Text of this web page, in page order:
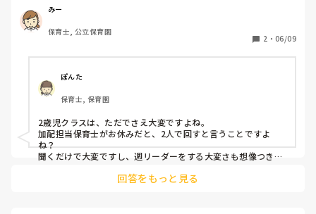
第二担当は主査なので、必然的に私が週リーダーをします。
そのため、週リーダーをやるのは私の方が多いです。
基本週リーダーの担当グループから主活動、給食、お昼寝、
おやつと先導していくと思いますが、主査が担当している子
達が早起きや睡眠不足で給食まで持たない子が多く、落ち着
かないため、私が週リーダーだとしても、主査の担当グルー
プが先導きって進めていきます。私が後を追う形になるた
め、週リーダーをしながらも、給食やコット敷、片付け等本
来ならサブが行う業務も行うことになります。
批判はなしでお願いしたいんですけど、なんだかモヤモヤす
るというか。いつもうちのチームが待機で、子どもたちが楽
しく待てるように色々工夫したり、リーダー業務だけでなく
もサブの動きはしてくれています。私が派遣だから、加配児
みー
保育士, 公立保育園
2 ・ 06/09
ぽんた
保育士, 保育園
2歳児クラスは、ただでさえ大変ですよね。
加配担当保育士がお休みだと、2人で回すと言うことですよ
ね？
聞くだけで大変ですし、週リーダーをする大変さも想像つきま
加配担当になるのも大変ですが。。でも、残りの仕事をほぼ全
回答をもっと見る